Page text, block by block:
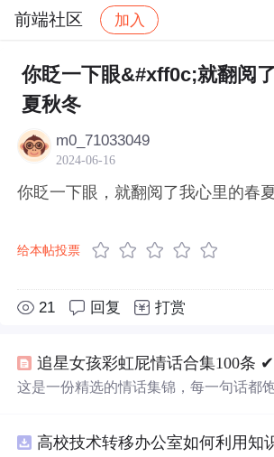
前端社区 加入
社区 前端社区 感慨 帖子详
你眨一下眼&#xff0c;就翻阅
夏秋冬
m0_71033049
2024-06-16
你眨一下眼，就翻阅了我心里的春
给本帖投票
21 回复 打赏
追星女孩彩虹屁情话合集100条 ✔︎
这是一份精选的情话集锦，每一句话都
的思念与热爱。